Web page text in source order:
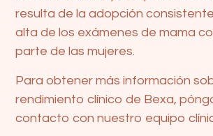
resulta de la adopción
alta de los exámenes de mama
parte de las mujeres.
Para obtener más información
rendimiento clínico de Bexa,
contacto con nuestro equipo